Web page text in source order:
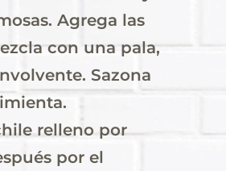
Agrega las
con una pala,
Sazona
relleno por
por el